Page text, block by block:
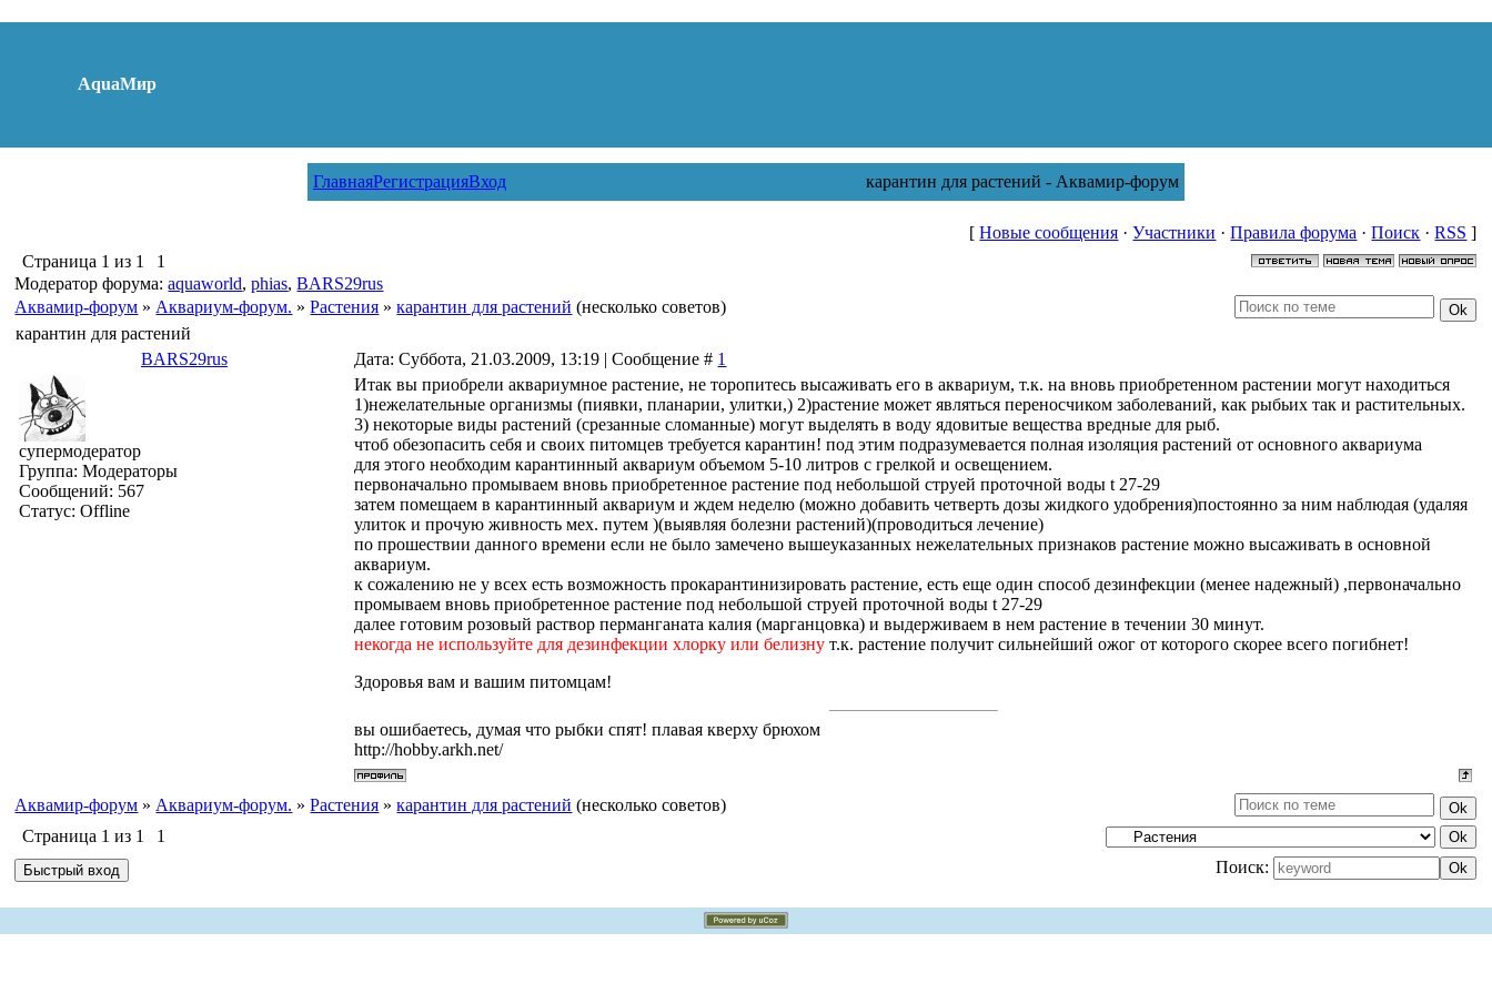
AquaМир
ГлавнаяРегистрацияВход карантин для растений - Аквамир-форум
[Новые сообщения ·Участники ·Правила форума ·Поиск ·RSS ]
Страница 1 из 1
1
Модератор форума:aquaworld,phias,BARS29rus
Аквамир-форум » Аквариум-форум. » Растения » карантин для растений (несколько советов)
карантин для растений
BARS29rus
Дата: Суббота, 21.03.2009, 13:19 | Сообщение # 1
супермодератор
Группа: Модераторы
Сообщений: 567
Статус:Offline
Итак вы приобрели аквариумное растение, не торопитесь высаживать его в аквариум, т.к. на вновь приобретенном растении могут находиться
1)нежелательные организмы (пиявки, планарии, улитки,) 2)растение может являться переносчиком заболеваний, как рыбьих так и растительных.
3) некоторые виды растений (срезанные сломанные) могут выделять в воду ядовитые вещества вредные для рыб.
чтоб обезопасить себя и своих питомцев требуется карантин! под этим подразумевается полная изоляция растений от основного аквариума
для этого необходим карантинный аквариум объемом 5-10 литров с грелкой и освещением.
первоначально промываем вновь приобретенное растение под небольшой струей проточной воды t 27-29
затем помещаем в карантинный аквариум и ждем неделю (можно добавить четверть дозы жидкого удобрения)постоянно за ним наблюдая (удаляя
улиток и прочую живность мех. путем )(выявляя болезни растений)(проводиться лечение)
по прошествии данного времени если не было замечено вышеуказанных нежелательных признаков растение можно высаживать в основной
аквариум.
к сожалению не у всех есть возможность прокарантинизировать растение, есть еще один способ дезинфекции (менее надежный) ,первоначально
промываем вновь приобретенное растение под небольшой струей проточной воды t 27-29
далее готовим розовый раствор перманганата калия (марганцовка) и выдерживаем в нем растение в течении 30 минут.
некогда не используйте для дезинфекции хлорку или белизну т.к. растение получит сильнейший ожог от которого скорее всего погибнет!
Здоровья вам и вашим питомцам!
вы ошибаетесь, думая что рыбки спят! плавая кверху брюхом
http://hobby.arkh.net/
Аквамир-форум » Аквариум-форум. » Растения » карантин для растений (несколько советов)
Страница 1 из 1
1
Поиск: